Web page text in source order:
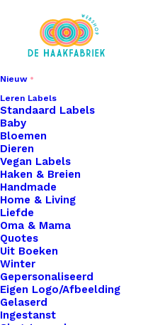
Nieuw
Leren Labels
Standaard Labels
Baby
Bloemen
Dieren
Vegan Labels
Haken & Breien
Handmade
Home & Living
Liefde
Oma & Mama
Quotes
Uit Boeken
Winter
Gepersonaliseerd
Eigen Logo/Afbeelding
Gelaserd
Ingestanst